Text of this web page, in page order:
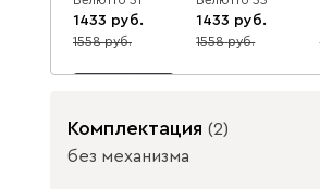
1433
8
1558
1433
8
1558
Комплектация (2)
без механизма